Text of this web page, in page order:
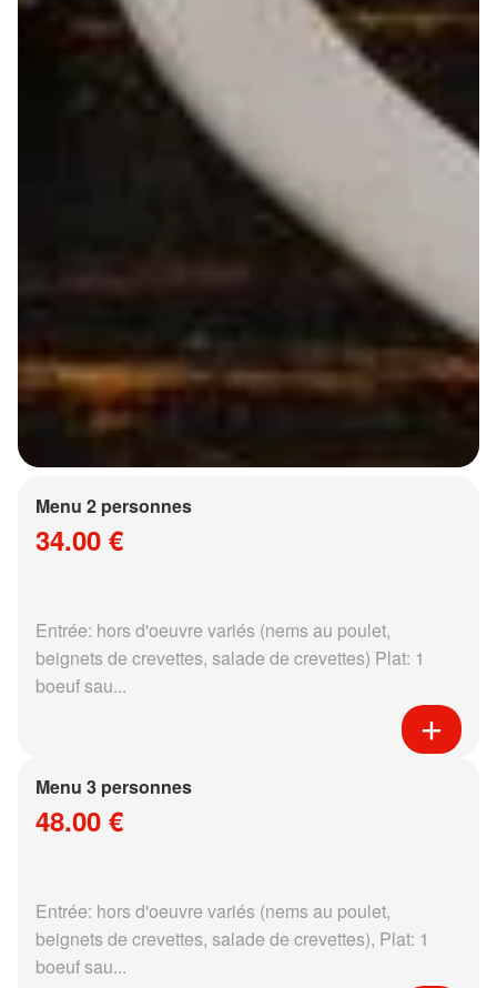
Menu 2 personnes
34.00 €
Entrée: hors d'oeuvre variés (nems au poulet,
beignets de crevettes, salade de crevettes) Plat: 1
boeuf sau...
Menu 3 personnes
48.00 €
Entrée: hors d'oeuvre variés (nems au poulet,
beignets de crevettes, salade de crevettes), Plat: 1
boeuf sau...